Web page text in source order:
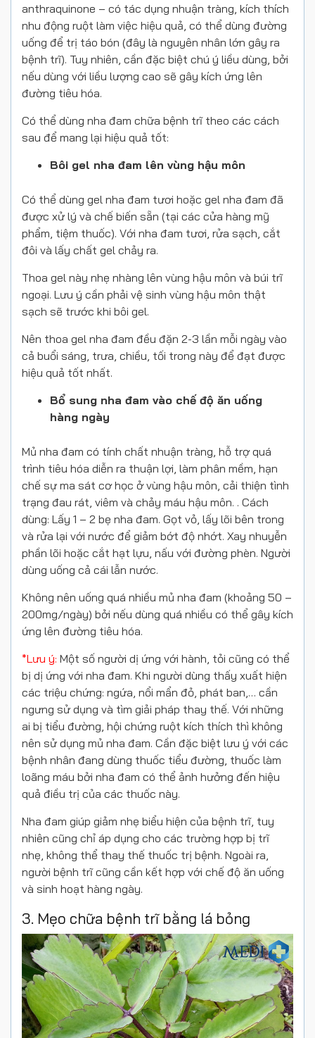
anthraquinone – có tác dụng nhuận tràng, kích thích
nhu động ruột làm việc hiệu quả, có thể dùng đường
uống để trị táo bón (đây là nguyên nhân lớn gây ra
bệnh trĩ). Tuy nhiên, cần đặc biệt chú ý liều dùng, bởi
nếu dùng với liều lượng cao sẽ gây kích ứng lên
đường tiêu hóa.
Có thể dùng nha đam chữa bệnh trĩ theo các cách
sau để mang lại hiệu quả tốt:
Bôi gel nha đam lên vùng hậu môn
Có thể dùng gel nha đam tươi hoặc gel nha đam đã
được xử lý và chế biến sẵn (tại các cửa hàng mỹ
phẩm, tiệm thuốc). Với nha đam tươi, rửa sạch, cắt
đôi và lấy chất gel chảy ra.
Thoa gel này nhẹ nhàng lên vùng hậu môn và búi trĩ
ngoại. Lưu ý cần phải vệ sinh vùng hậu môn thật
sạch sẽ trước khi bôi gel.
Nên thoa gel nha đam đều đặn 2-3 lần mỗi ngày vào
cả buổi sáng, trưa, chiều, tối trong này để đạt được
hiệu quả tốt nhất.
Bổ sung nha đam vào chế độ ăn uống
hàng ngày
Mủ nha đam có tính chất nhuận tràng, hỗ trợ quá
trình tiêu hóa diễn ra thuận lợi, làm phân mềm, hạn
chế sự ma sát cơ học ở vùng hậu môn, cải thiện tình
trạng đau rát, viêm và chảy máu hậu môn. . Cách
dùng: Lấy 1 – 2 bẹ nha đam. Gọt vỏ, lấy lõi bên trong
và rửa lại với nước để giảm bớt độ nhớt. Xay nhuyễn
phần lõi hoặc cắt hạt lựu, nấu với đường phèn. Người
dùng uống cả cái lẫn nước.
Không nên uống quá nhiều mủ nha đam (khoảng 50 –
200mg/ngày) bởi nếu dùng quá nhiều có thể gây kích
ứng lên đường tiêu hóa.
*Lưu ý: Một số người dị ứng với hành, tỏi cũng có thể
bị dị ứng với nha đam. Khi người dùng thấy xuất hiện
các triệu chứng: ngứa, nổi mẩn đỏ, phát ban,… cần
ngưng sử dụng và tìm giải pháp thay thế. Với những
ai bị tiểu đường, hội chứng ruột kích thích thì không
nên sử dụng mủ nha đam. Cần đặc biệt lưu ý với các
bệnh nhân đang dùng thuốc tiểu đường, thuốc làm
loãng máu bởi nha đam có thể ảnh hưởng đến hiệu
quả điều trị của các thuốc này.
Nha đam giúp giảm nhẹ biểu hiện của bệnh trĩ, tuy
nhiên cũng chỉ áp dụng cho các trường hợp bị trĩ
nhẹ, không thể thay thế thuốc trị bệnh. Ngoài ra,
người bệnh trĩ cũng cần kết hợp với chế độ ăn uống
và sinh hoạt hàng ngày.
3. Mẹo chữa bệnh trĩ bằng lá bỏng